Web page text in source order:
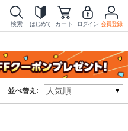
検索 はじめて カート ログイン 会員登録
並べ替え: